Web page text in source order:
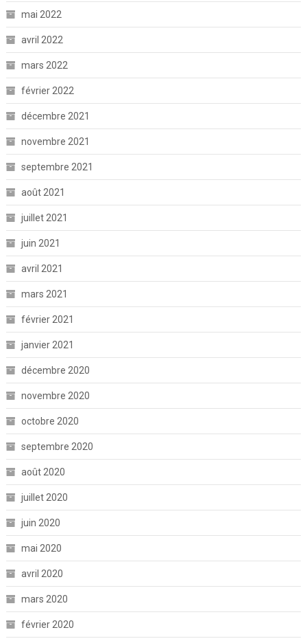
mai 2022
avril 2022
mars 2022
février 2022
décembre 2021
novembre 2021
septembre 2021
août 2021
juillet 2021
juin 2021
avril 2021
mars 2021
février 2021
janvier 2021
décembre 2020
novembre 2020
octobre 2020
septembre 2020
août 2020
juillet 2020
juin 2020
mai 2020
avril 2020
mars 2020
février 2020